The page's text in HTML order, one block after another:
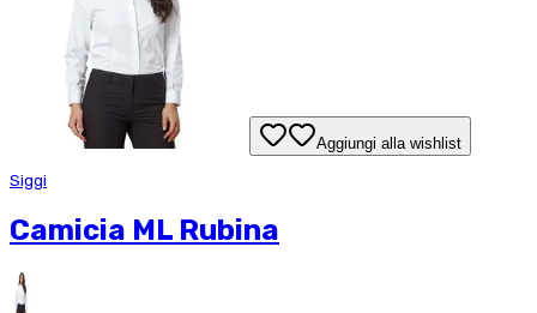
Aggiungi alla wishlist
Siggi
Camicia ML Rubina